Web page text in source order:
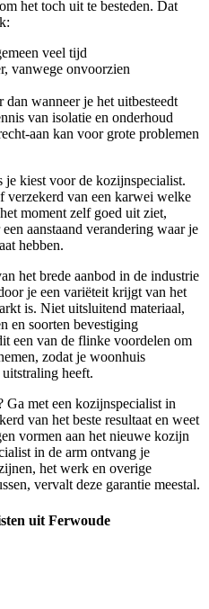
het toch uit te besteden. Dat
veel tijd
vanwege onvoorzien
wanneer je het uitbesteedt
van isolatie en onderhoud
aan kan voor grote problemen
je kiest voor de kozijnspecialist.
verzekerd van een karwei welke
moment zelf goed uit ziet,
aanstaand verandering waar je
hebben.
het brede aanbod in de industrie
je een variëteit krijgt van het
is. Niet uitsluitend materiaal,
en soorten bevestiging
een van de flinke voordelen om
zodat je woonhuis
heeft.
met een kozijnspecialist in
van het beste resultaat en weet
vormen aan het nieuwe kozijn
in de arm ontvang je
het werk en overige
vervalt deze garantie meestal.
uit Ferwoude